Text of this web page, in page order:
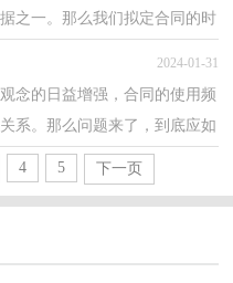
之一。那么我们拟定合同的时
2024-01-31
念的日益增强，合同的使用频
系。那么问题来了，到底应如
施工合同，欢迎大...
4 5
下一页